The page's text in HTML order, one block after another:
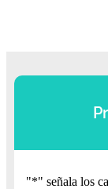
"*" señala los